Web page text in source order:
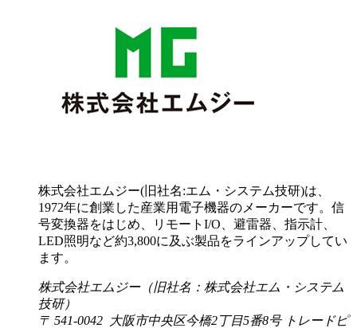
株式会社エムジー(旧社名:エム・システム技研)は、
1972年に創業した産業用電子機器のメーカーです。信
号変換器をはじめ、リモートI/O、避雷器、指示計、
LED照明など約3,800に及ぶ製品をラインアップしてい
ます。
株式会社エムジー（旧社名：株式会社エム・システム
技研）
〒 541-0042 大阪市中央区今橋2丁目5番8号 トレードピ